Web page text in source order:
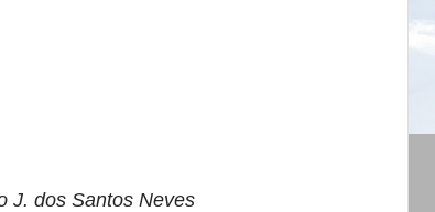
J. dos Santos Neves